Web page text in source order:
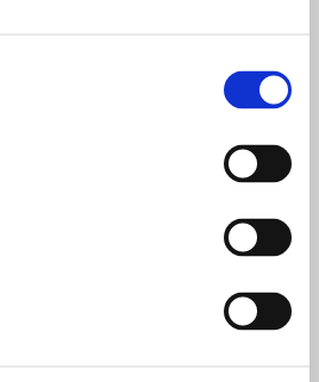
endnu længere.
hvor visionen er at gøre
samtaleemne. Vi kommer til at
bøffer.